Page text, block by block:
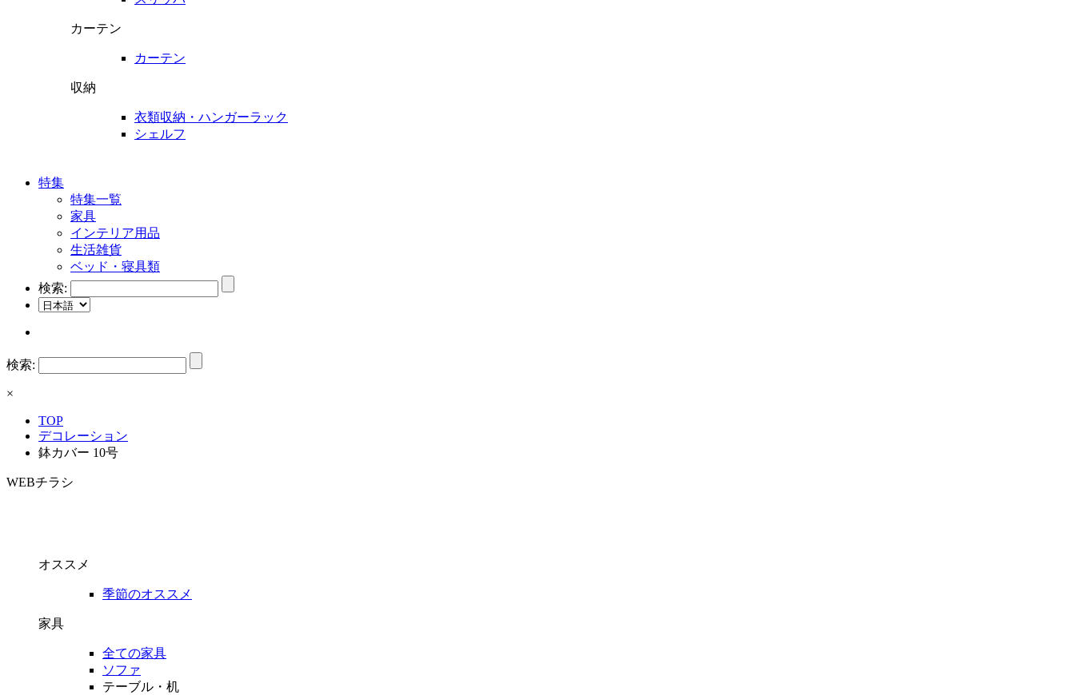
カーテン
カーテン
収納
衣類収納・ハンガーラック
シェルフ
特集
特集一覧
家具
インテリア用品
生活雑貨
ベッド・寝具類
検索:
検索:
×
TOP
デコレーション
鉢カバー 10号
WEBチラシ
オススメ
季節のオススメ
家具
全ての家具
ソファ
テーブル・机